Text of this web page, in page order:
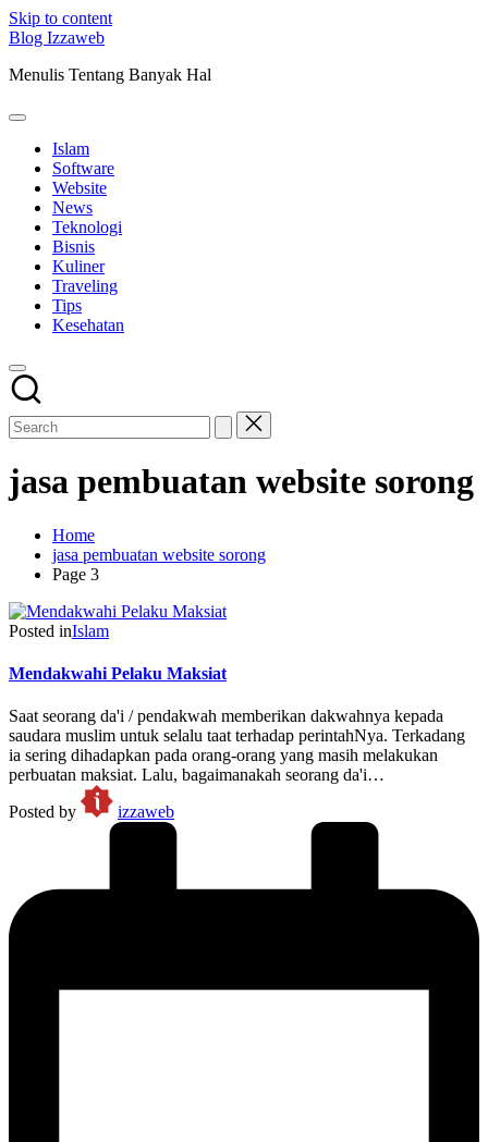
Skip to content
Blog Izzaweb
Menulis Tentang Banyak Hal
Islam
Software
Website
News
Teknologi
Bisnis
Kuliner
Traveling
Tips
Kesehatan
jasa pembuatan website sorong
Home
jasa pembuatan website sorong
Page 3
Posted inIslam
Mendakwahi Pelaku Maksiat
Saat seorang da'i / pendakwah memberikan dakwahnya kepada
saudara muslim untuk selalu taat terhadap perintahNya. Terkadang
ia sering dihadapkan pada orang-orang yang masih melakukan
perbuatan maksiat. Lalu, bagaimanakah seorang da'i…
Posted by
izzaweb